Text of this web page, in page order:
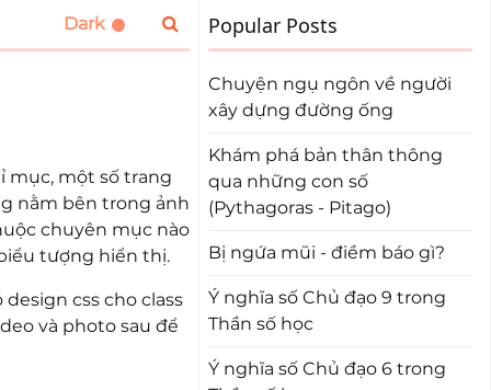
mục, một số trang
nằm bên trong ảnh
chuyên mục nào
tượng hiển thị.
css cho class
và photo sau để
Popular Posts
Chuyện ngụ ngôn về người
xây dựng đường ống
Khám phá bản thân thông
qua những con số
(Pythagoras - Pitago)
Bị ngứa mũi - điềm báo gì?
Ý nghĩa số Chủ đạo 9 trong
Thần số học
Ý nghĩa số Chủ đạo 6 trong